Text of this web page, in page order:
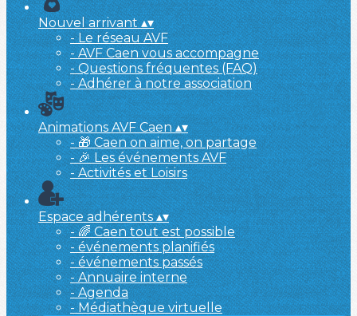
Nouvel arrivant▴▾
- Le réseau AVF
- AVF Caen vous accompagne
- Questions fréquentes (FAQ)
- Adhérer à notre association
Animations AVF Caen▴▾
- 🎁 Caen on aime, on partage
- 🎉 Les événements AVF
- Activités et Loisirs
Espace adhérents▴▾
- 🌈 Caen tout est possible
- événements planifiés
- événements passés
- Annuaire interne
- Agenda
- Médiathèque virtuelle